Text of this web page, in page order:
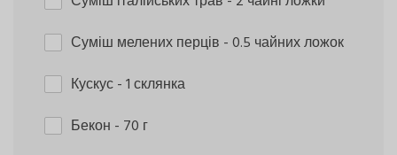
Суміш мелених перців - 0.5 чайних ложок
Кускус- 1 склянка
Бекон - 70 г